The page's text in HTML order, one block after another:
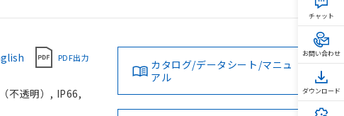
PDF出力
不透明）, IP66,
カタログ/データシート/マニュ
アル
チャット
お問い合わせ
ダウンロード